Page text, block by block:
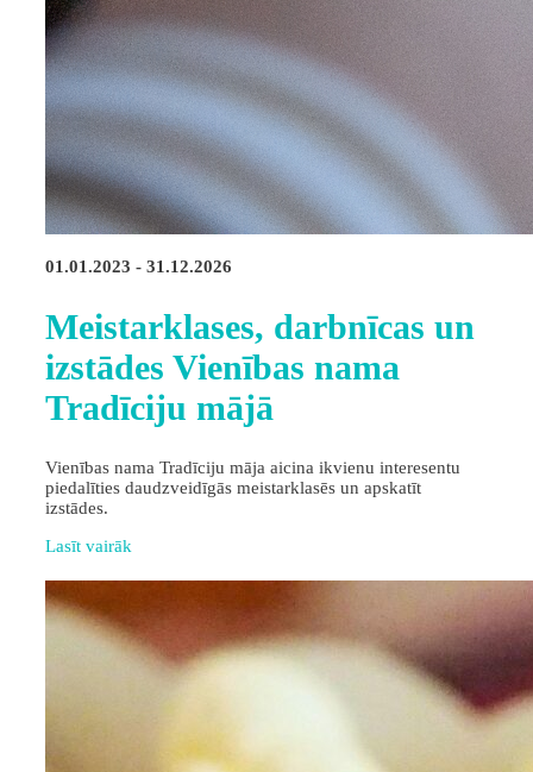
01.01.2023 - 31.12.2026
Meistarklases, darbnīcas un
izstādes Vienības nama
Tradīciju mājā
Vienības nama Tradīciju māja aicina ikvienu interesentu
piedalīties daudzveidīgās meistarklasēs un apskatīt
izstādes.
Lasīt vairāk